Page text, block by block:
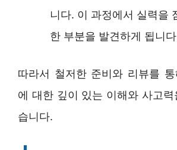
니다. 이 과정에서 실력을
한 부분을 발견하게 됩니
따라서 철저한 준비와 리뷰를
에 대한 깊이 있는 이해와 사고
습니다.